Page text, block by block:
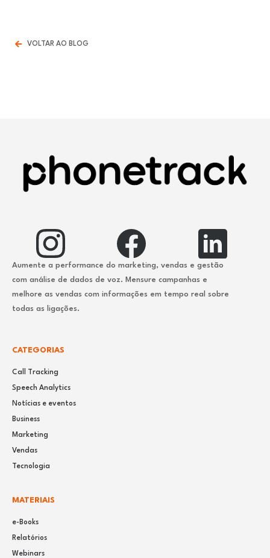
VOLTAR AO BLOG
Aumente a performance do marketing, vendas e gestão
com análise de dados de voz. Mensure campanhas e
melhore as vendas com informações em tempo real sobre
todas as ligações.
CATEGORIAS
Call Tracking
Speech Analytics
Notícias e eventos
Business
Marketing
Vendas
Tecnologia
MATERIAIS
e-Books
Relatórios
Webinars